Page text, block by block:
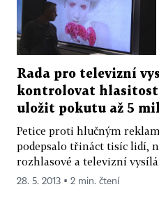
Rada pro televizní
kontrolovat hlasitost
uložit pokutu až 5
Petice proti hlučným
podepsalo třináct tisíc lidí,
rozhlasové a televizní
28. 5. 2013 ▪ 2 min. čtení